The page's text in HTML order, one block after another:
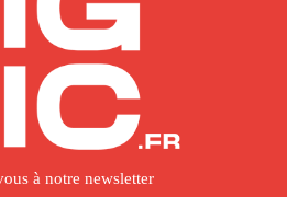
à notre newsletter